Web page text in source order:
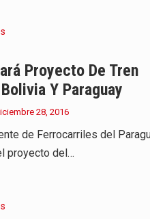
Proyecto De Tren
Y Paraguay
28, 2016
de Ferrocarriles del
proyecto del…